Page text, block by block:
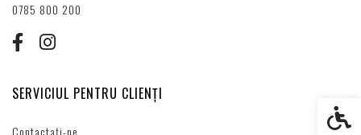
0785 800 200
SERVICIUL PENTRU CLIENȚI
Contactați-ne
Setări